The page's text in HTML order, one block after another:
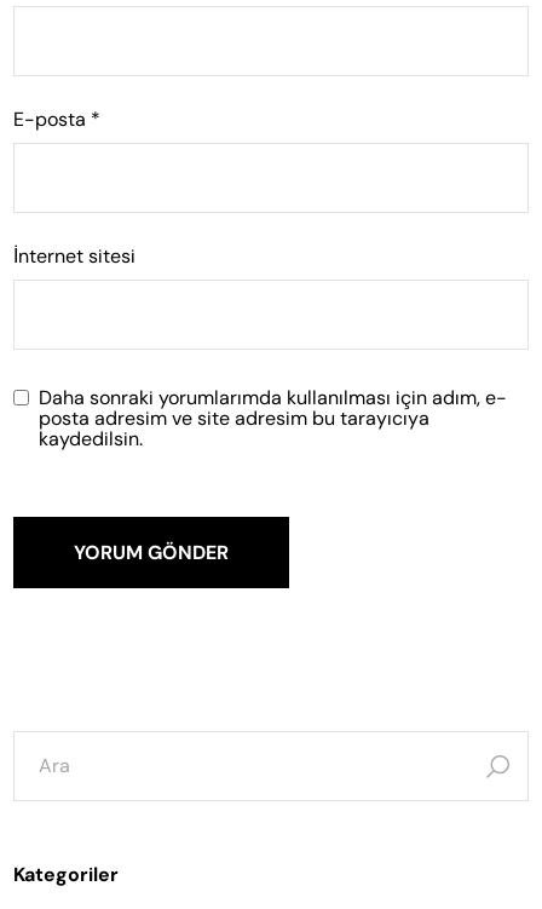
E-posta *
İnternet sitesi
Daha sonraki yorumlarımda kullanılması için adım, e-
posta adresim ve site adresim bu tarayıcıya
kaydedilsin.
YORUM GÖNDER
şunun
için
ara:
Kategoriler